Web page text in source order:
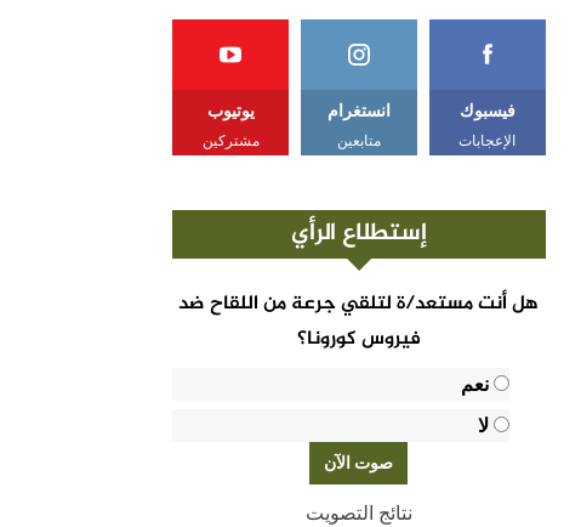
فيسبوك
الإعجابات
انستغرام
متابعين
يوتيوب
مشتركين
إستطلاع الرأي
هل أنت مستعد/ة لتلقي جرعة من اللقاح ضد
فيروس كورونا؟
نعم
لا
نتائج التصويت